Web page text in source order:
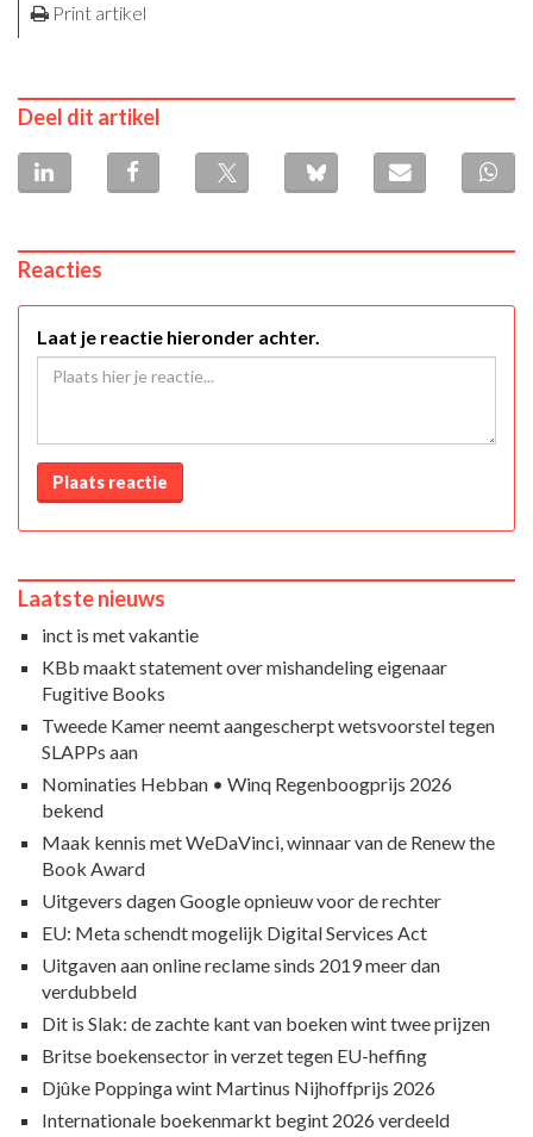
Print artikel
Deel dit artikel
Reacties
Laat je reactie hieronder achter.
Plaats reactie
Laatste nieuws
inct is met vakantie
KBb maakt statement over mishandeling eigenaar
Fugitive Books
Tweede Kamer neemt aangescherpt wetsvoorstel tegen
SLAPPs aan
Nominaties Hebban • Winq Regenboogprijs 2026
bekend
Maak kennis met WeDaVinci, winnaar van de Renew the
Book Award
Uitgevers dagen Google opnieuw voor de rechter
EU: Meta schendt mogelijk Digital Services Act
Uitgaven aan online reclame sinds 2019 meer dan
verdubbeld
Dit is Slak: de zachte kant van boeken wint twee prijzen
Britse boekensector in verzet tegen EU-heffing
Djûke Poppinga wint Martinus Nijhoffprijs 2026
Internationale boekenmarkt begint 2026 verdeeld